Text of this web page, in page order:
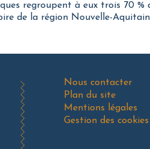
regroupent à eux trois 70 %
de la région Nouvelle-
Aller
au
contenu
Nous contacter
Plan du site
Mentions légales
Gestion des cookies